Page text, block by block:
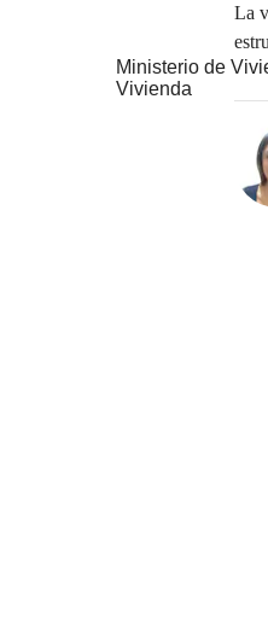
La
Ministerio de
Vivienda